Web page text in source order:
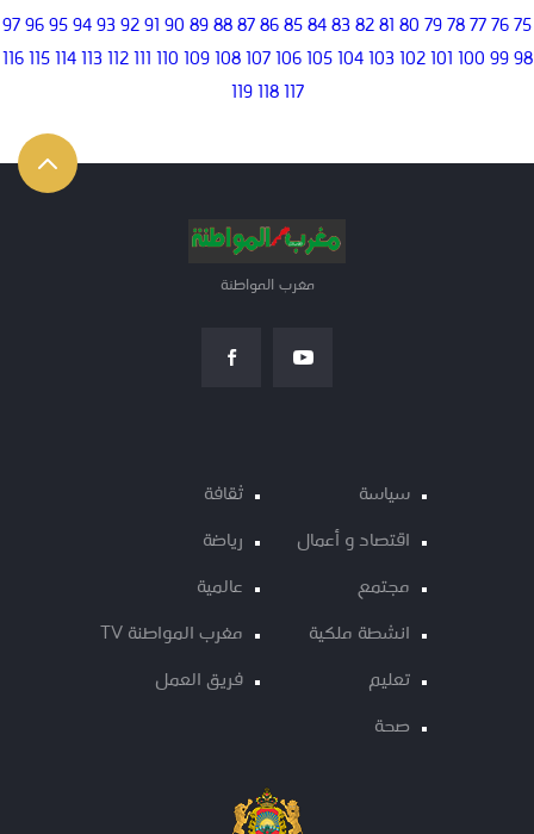
75
76
77
78
79
80
81
82
83
84
85
86
87
88
89
90
91
92
93
94
95
96
97
98
99
100
101
102
103
104
105
106
107
108
109
110
111
112
113
114
115
116
117
118
119
مغرب المواطنة
سياسة
اقتصاد و أعمال
مجتمع
انشطة ملكية
تعليم
صحة
ثقافة
رياضة
عالمية
مغرب المواطنة TV
فريق العمل